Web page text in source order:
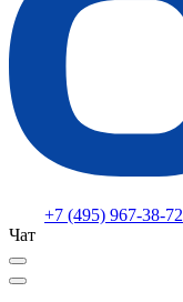
+7 (495) 967-38-72
Чат